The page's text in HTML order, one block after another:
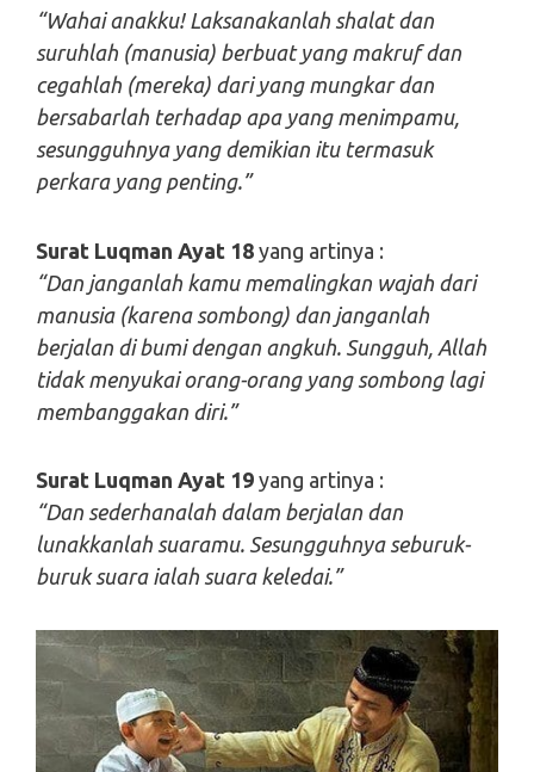
“Wahai anakku! Laksanakanlah shalat dan
suruhlah (manusia) berbuat yang makruf dan
cegahlah (mereka) dari yang mungkar dan
bersabarlah terhadap apa yang menimpamu,
sesungguhnya yang demikian itu termasuk
perkara yang penting.”
Surat Luqman Ayat 18 yang artinya :
“Dan janganlah kamu memalingkan wajah dari
manusia (karena sombong) dan janganlah
berjalan di bumi dengan angkuh. Sungguh, Allah
tidak menyukai orang-orang yang sombong lagi
membanggakan diri.”
Surat Luqman Ayat 19 yang artinya :
“Dan sederhanalah dalam berjalan dan
lunakkanlah suaramu. Sesungguhnya seburuk-
buruk suara ialah suara keledai.”